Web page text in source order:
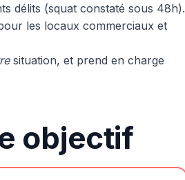
délits (squat constaté sous 48h).
les locaux commerciaux et
situation, et prend en charge
objectif